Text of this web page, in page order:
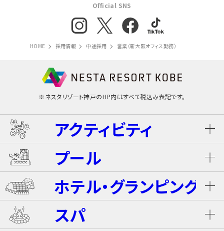
HOME 採用情報 中途採用 営業（新大阪オフィス勤務）
※ネスタリゾート神戸のHP内はすべて税込み表記です。
アクティビティ
ネスタ･バギーツアー（別途有料）
ライジング・バギー Level S
プール
ウォータースライダー
ホテル・グランピング
ホテル ザ・ネスタ＆スパ
スパ
Official SNS